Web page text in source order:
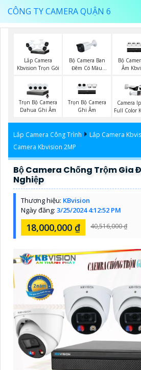
CÔNG TY CAMERA QUẬN 6
Lắp Camera
Kbvision Trọn Gói
Bộ Camera Ban
Đêm Có Màu
Bộ
Âm
Trọn Bộ Camera
Dahua Ghi Âm
Trọn Bộ Camera
Ghi Âm
Camera
Full Color
Lắp Camera Công Trình Lắp Camera
Camera Kbvision 2MP
Bộ Camera Chống Trộm Gia
Nghiệp
Thương hiệu: KBvision
Ngày đăng: 3/25/2024 4:12:52 PM
18,000,000 ₫ 40,516,000 ₫